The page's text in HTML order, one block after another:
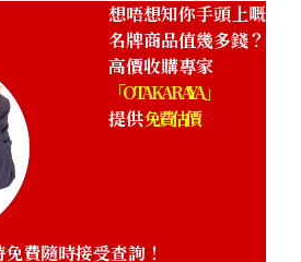
想唔想知你手頭上嘅
名牌商品值幾多錢？
高價收購專家
「OTAKARAYA」
提供免費估價
費隨時接受查詢！